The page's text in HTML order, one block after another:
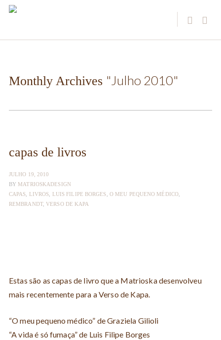
Monthly Archives "Julho 2010"
capas de livros
JULHO 19, 2010
BY MATRIOSKADESIGN
CAPAS
LIVROS LUIS FILIPE BORGES O MEU PEQUENO MÉDICO
REMBRANDT,VERSO DE KAPA
Estas são as capas de livro que a Matrioska desenvolveu
mais recentemente para a Verso de Kapa.
“O meu pequeno médico” de Graziela Gilioli
“A vida é só fumaça” de Luis Filipe Borges